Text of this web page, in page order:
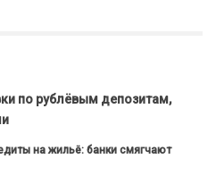
по рублёвым депозитам,
на жильё: банки смягчают